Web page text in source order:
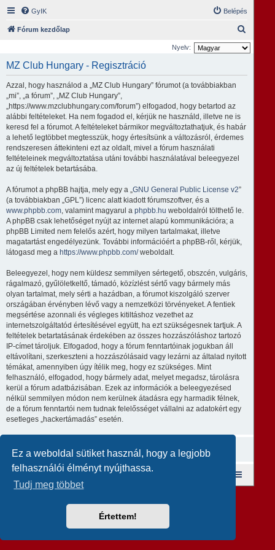
Ez a weboldal sütiket használ, hogy a legjobb
felhasználói élményt nyújthassa.
Tudj meg többet
Értettem!
GyIK Belépés
Fórum kezdőlap
e
Nyelv:
MZ Club Hungary - Regisztráció
Azzal, hogy használod a „MZ Club Hungary” fórumot (a továbbiakban
„mi”, „a fórum”, „MZ Club Hungary”,
„https://www.mzclubhungary.com/forum”) elfogadod, hogy betartod az
alábbi feltételeket. Ha nem fogadod el, kérjük ne használd, illetve ne is
keresd fel a fórumot. A feltételeket bármikor megváltoztathatjuk, és habár
a lehető legtöbbet megtesszük, hogy értesítsünk a változásról, érdemes
rendszeresen áttekinteni ezt az oldalt, mivel a fórum használati
feltételeinek megváltoztatása utáni további használatával beleegyezel
az új feltételek betartásába.
A fórumot a phpBB hajtja, mely egy a „GNU General Public License v2”
(a továbbiakban „GPL”) licenc alatt kiadott fórumszoftver, és a
www.phpbb.com, valamint magyarul a phpbb.hu weboldalról tölthető le.
A phpBB csak lehetőséget nyújt az internet alapú kommunikációra; a
phpBB Limited nem felelős azért, hogy milyen tartalmakat, illetve
magatartást engedélyezünk. További információért a phpBB-ről, kérjük,
látogasd meg a https://www.phpbb.com/weboldalt.
Beleegyezel, hogy nem küldesz semmilyen sértegető, obszcén, vulgáris,
rágalmazó, gyűlöletkeltő, támadó, közízlést sértő vagy bármely más
olyan tartalmat, mely sérti a hazádban, a fórumot kiszolgáló szerver
országában érvényben lévő vagy a nemzetközi törvényeket. A fentiek
megsértése azonnali és végleges kitiltáshoz vezethet az
internetszolgáltatód értesítésével együtt, ha ezt szükségesnek tartjuk. A
feltételek betartatásának érdekében az összes hozzászóláshoz tartozó
IP-címet tároljuk. Elfogadod, hogy a fórum fenntartóinak jogukban áll
eltávolítani, szerkeszteni a hozzászólásaid vagy lezárni az általad nyitott
témákat, amennyiben úgy ítélik meg, hogy ez szükséges. Mint
felhasználó, elfogadod, hogy bármely adat, melyet megadsz, tárolásra
kerül a fórum adatbázisában. Ezek az információk a beleegyezésed
nélkül semmilyen módon nem kerülnek átadásra egy harmadik félnek,
de a fórum fenntartói nem tudnak felelősséget vállalni az adatokért egy
esetleges „hackertámadás” esetén.
Magyar fordítás ©Magyar phpBB Közösség